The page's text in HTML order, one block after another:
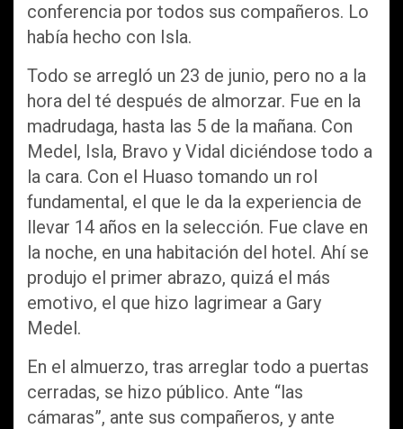
conferencia por todos sus compañeros. Lo
había hecho con Isla.
Todo se arregló un 23 de junio, pero no a la
hora del té después de almorzar. Fue en la
madrudaga, hasta las 5 de la mañana. Con
Medel, Isla, Bravo y Vidal diciéndose todo a
la cara. Con el Huaso tomando un rol
fundamental, el que le da la experiencia de
llevar 14 años en la selección. Fue clave en
la noche, en una habitación del hotel. Ahí se
produjo el primer abrazo, quizá el más
emotivo, el que hizo lagrimear a Gary
Medel.
En el almuerzo, tras arreglar todo a puertas
cerradas, se hizo público. Ante “las
cámaras”, ante sus compañeros, y ante